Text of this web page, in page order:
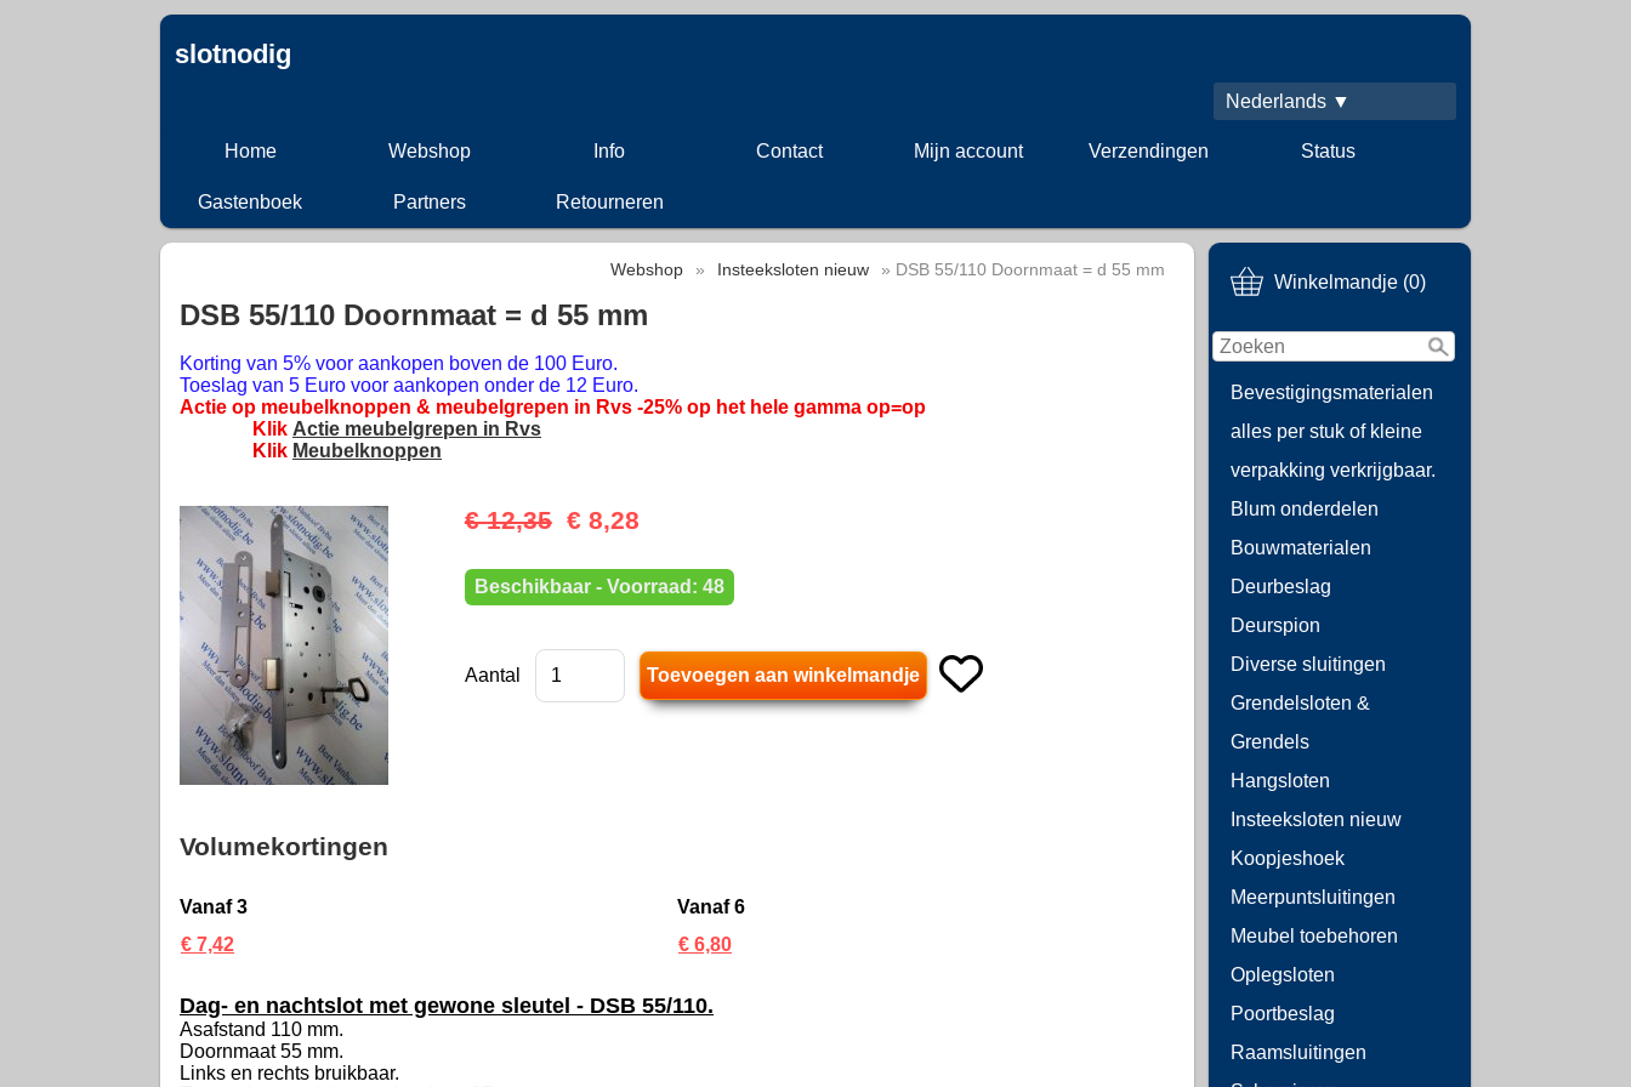
slotnodig
Nederlands ▼
Home Webshop Info Contact Mijn account Verzendingen Status
Gastenboek Partners Retourneren
Winkelmandje (0)
Bevestigingsmaterialen
alles per stuk of kleine
verpakking verkrijgbaar.
Blum onderdelen
Bouwmaterialen
Deurbeslag
Deurspion
Diverse sluitingen
Grendelsloten &
Grendels
Hangsloten
Insteeksloten nieuw
Koopjeshoek
Meerpuntsluitingen
Meubel toebehoren
Oplegsloten
Poortbeslag
Raamsluitingen
Webshop » Insteeksloten nieuw » DSB 55/110 Doornmaat = d 55 mm
DSB 55/110 Doornmaat = d 55 mm
Korting van 5% voor aankopen boven de 100 Euro.
Toeslag van 5 Euro voor aankopen onder de 12 Euro.
Actie op meubelknoppen & meubelgrepen in Rvs -25% op het hele gamma op=op
Klik Actie meubelgrepen in Rvs
Klik Meubelknoppen
€ 12,35 € 8,28
Beschikbaar - Voorraad: 48
Aantal
Volumekortingen
Vanaf 3
Vanaf 6
€ 7,42
€ 6,80
Dag- en nachtslot met gewone sleutel - DSB 55/110.
Asafstand 110 mm.
Doornmaat 55 mm.
Links en rechts bruikbaar.